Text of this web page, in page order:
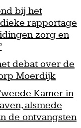
bij het
rapportage
zorg en
debat over de
Moerdijk
Kamer in
alsmede
de ontvangsten